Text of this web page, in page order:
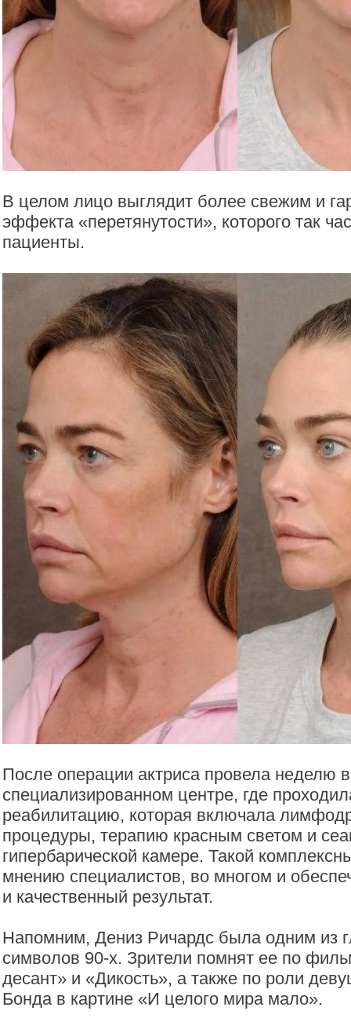
В целом лицо выглядит более свежим и
эффекта «перетянутости», которого так
пациенты.
После операции актриса провела неделю в
специализированном центре, где
реабилитацию, которая включала
процедуры, терапию красным светом и
гипербарической камере. Такой
мнению специалистов, во многом и
и качественный результат.
Напомним, Дениз Ричардс была одним из
символов 90-х. Зрители помнят ее по
десант» и «Дикость», а также по роли
Бонда в картине «И целого мира мало».